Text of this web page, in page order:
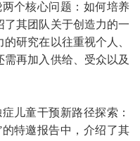
个核心问题：如何培养
其团队关于创造力的一
研究在以往重视个人、
再加入供给、受众以及
儿童干预新路径探索：
特邀报告中，介绍了其